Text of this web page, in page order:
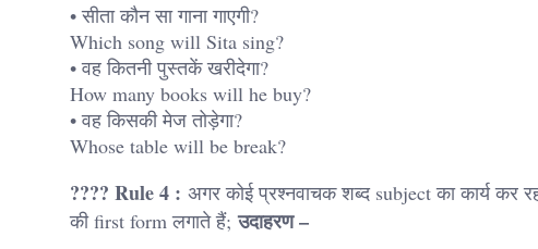
• सीता कौन सा गाना गाएगी?
Which song will Sita sing?
• वह कितनी पुस्तकें खरीदेगा?
How many books will he buy?
• वह किसकी मेज तोड़ेगा?
Whose table will be break?
???? Rule 4 : अगर कोई प्रश्नवाचक शब्द subject का कार्य
की first form लगाते हैं;उदाहरण –